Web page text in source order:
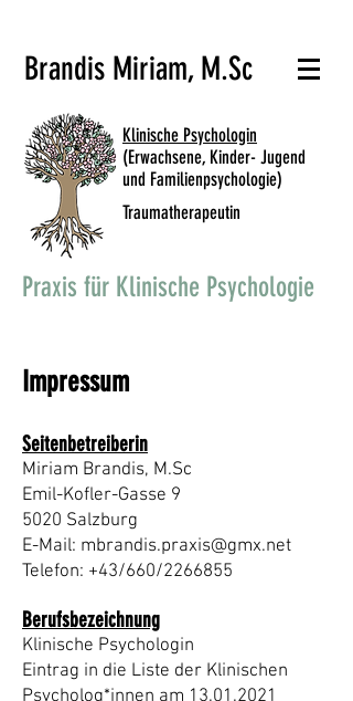
Brandis Miriam, M.Sc
Klinische Psychologin
(Erwachsene, Kinder- Jugend
und Familienpsychologie)
Traumatherapeutin
Praxis für Klinische Psychologie
Impressum
Seitenbetreiberin
Miriam Brandis, M.Sc
Emil-Kofler-Gasse 9
5020 Salzburg
E-Mail: mbrandis.praxis@gmx.net
Telefon: +43/660/2266855
Berufsbezeichnung
Klinische Psychologin
Eintrag in die Liste der Klinischen
Psycholog*innen am 13.01.2021